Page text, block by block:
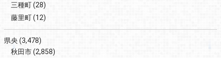
三種町(28)
藤里町(12)
県央 (3,478)
秋田市(2,858)